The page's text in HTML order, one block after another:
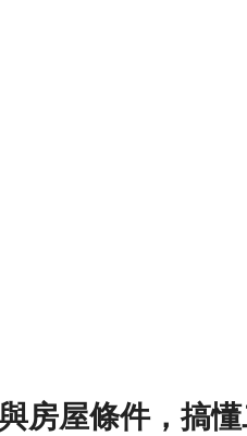
房屋條件，搞